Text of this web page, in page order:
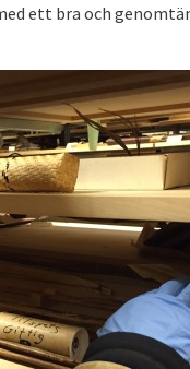
ett bra och